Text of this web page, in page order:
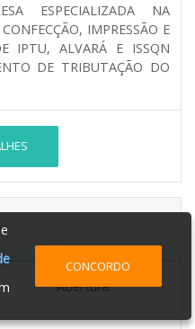
ESPECIALIZADA NA
IMPRESSÃO E
IPTU, ALVARÁ E ISSQN
DE TRIBUTAÇÃO DO
Abertura:
CONCORDO